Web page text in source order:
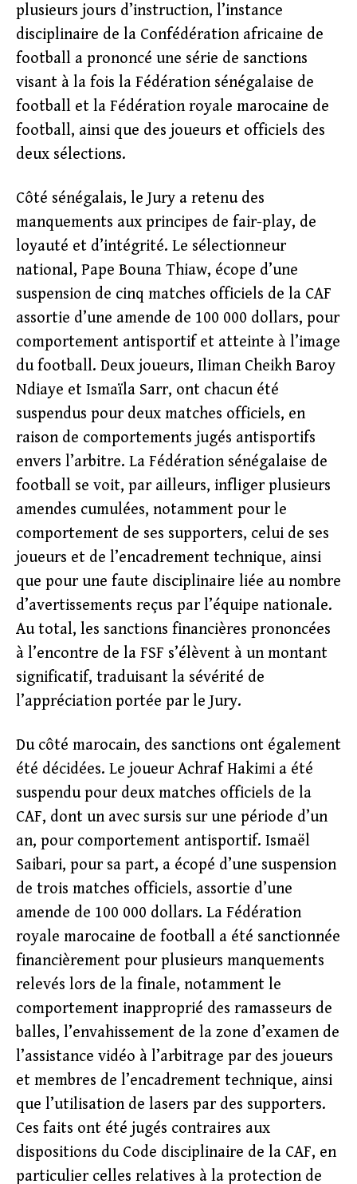
plusieurs jours d’instruction, l’instance
disciplinaire de la Confédération africaine de
football a prononcé une série de sanctions
visant à la fois la Fédération sénégalaise de
football et la Fédération royale marocaine de
football, ainsi que des joueurs et officiels des
deux sélections.
Côté sénégalais, le Jury a retenu des
manquements aux principes de fair-play, de
loyauté et d’intégrité. Le sélectionneur
national, Pape Bouna Thiaw, écope d’une
suspension de cinq matches officiels de la CAF
assortie d’une amende de 100 000 dollars, pour
comportement antisportif et atteinte à l’image
du football. Deux joueurs, Iliman Cheikh Baroy
Ndiaye et Ismaïla Sarr, ont chacun été
suspendus pour deux matches officiels, en
raison de comportements jugés antisportifs
envers l’arbitre. La Fédération sénégalaise de
football se voit, par ailleurs, infliger plusieurs
amendes cumulées, notamment pour le
comportement de ses supporters, celui de ses
joueurs et de l’encadrement technique, ainsi
que pour une faute disciplinaire liée au nombre
d’avertissements reçus par l’équipe nationale.
Au total, les sanctions financières prononcées
à l’encontre de la FSF s’élèvent à un montant
significatif, traduisant la sévérité de
l’appréciation portée par le Jury.
Du côté marocain, des sanctions ont également
été décidées. Le joueur Achraf Hakimi a été
suspendu pour deux matches officiels de la
CAF, dont un avec sursis sur une période d’un
an, pour comportement antisportif. Ismaël
Saibari, pour sa part, a écopé d’une suspension
de trois matches officiels, assortie d’une
amende de 100 000 dollars. La Fédération
royale marocaine de football a été sanctionnée
financièrement pour plusieurs manquements
relevés lors de la finale, notamment le
comportement inapproprié des ramasseurs de
balles, l’envahissement de la zone d’examen de
l’assistance vidéo à l’arbitrage par des joueurs
et membres de l’encadrement technique, ainsi
que l’utilisation de lasers par des supporters.
Ces faits ont été jugés contraires aux
dispositions du Code disciplinaire de la CAF, en
particulier celles relatives à la protection de